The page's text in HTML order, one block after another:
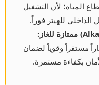
المياه؛ لأن التشغيل
للهيتر فوراً.
مستقراً وقوياً لضمان
بكفاءة مستمرة.